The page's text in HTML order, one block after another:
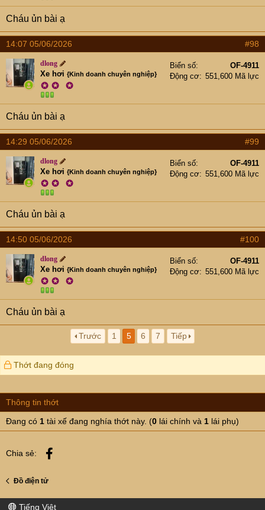
Cháu ủn bài ạ
14:07 05/06/2026 #98
dlong
Xe hơi {Kinh doanh chuyên nghiệp}
✪ ✪ ✪
Biển số
OF-4911
Động cơ
551,600 Mã lực
Cháu ủn bài ạ
14:29 05/06/2026 #99
dlong
Xe hơi {Kinh doanh chuyên nghiệp}
✪ ✪ ✪
Biển số
OF-4911
Động cơ
551,600 Mã lực
Cháu ủn bài ạ
14:50 05/06/2026 #100
dlong
Xe hơi {Kinh doanh chuyên nghiệp}
✪ ✪ ✪
Biển số
OF-4911
Động cơ
551,600 Mã lực
Cháu ủn bài ạ
Trước 1 5 6 7 Tiếp
Thớt đang đóng
Thông tin thớt
Đang có 1 tài xế đang nghía thớt này. (0 lái chính và 1 lái phụ)
Chia sẻ:
Đồ điện tử
Tiếng Việt